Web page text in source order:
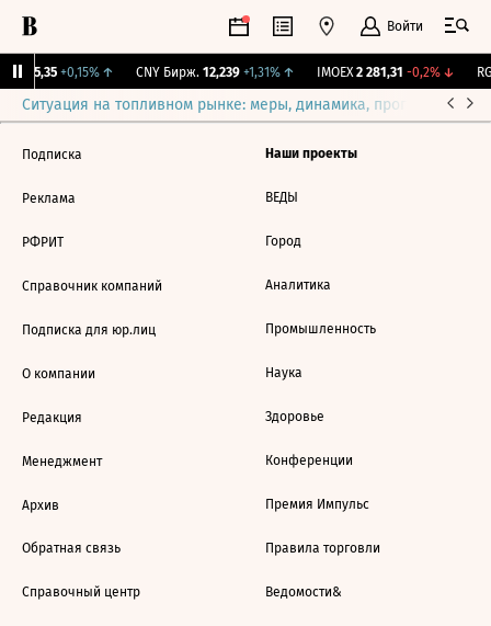
Войти
115,35 +0,15%↑ CNY Бирж. 12,239 +1,31%↑ IMOEX 2 281,31 -0,2%↓
Ситуация на топливном рынке: меры, динамика, прогнозы
Подписка
Реклама
РФРИТ
Справочник компаний
Подписка для юр.лиц
О компании
Редакция
Менеджмент
Архив
Обратная связь
Справочный центр
Наши проекты
ВЕДЫ
Город
Аналитика
Промышленность
Наука
Здоровье
Конференции
Премия Импульс
Правила торговли
Ведомости&